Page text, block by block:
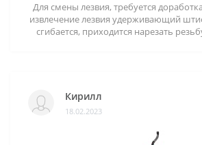
Для смены лезвия, требуется
извлечение лезвия удерживающий
сгибается, приходится нарезать
Кирилл
18.02.2023